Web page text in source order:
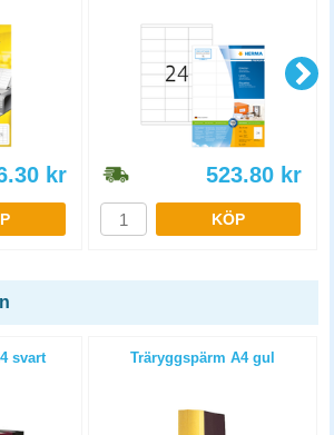
kr 523.80 kr
KÖP
svart Träryggspärm A4 gul